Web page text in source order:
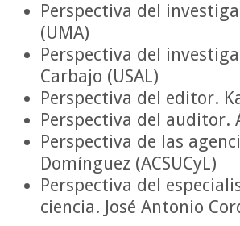
Perspectiva del
(UMA)
Perspectiva del
Carbajo (USAL)
Perspectiva del editor.
Perspectiva del auditor.
Perspectiva de las
Domínguez (ACSUCyL)
Perspectiva del
ciencia. José Antonio